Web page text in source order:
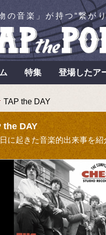
の音楽」が持つ“繋が
特集 登場したア
TAP the DAY
the DAY
に起きた音楽的出来事を紹